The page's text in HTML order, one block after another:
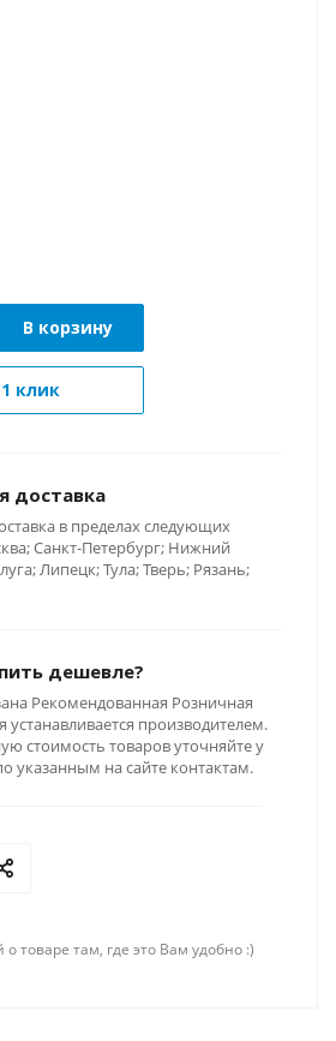
В корзину
клик
доставка
в пределах следующих
Санкт-Петербург; Нижний
Липецк; Тула; Тверь; Рязань;
дешевле?
Рекомендованная Розничная
устанавливается производителем.
стоимость товаров уточняйте у
указанным на сайте контактам.
товаре там, где это Вам удобно :)